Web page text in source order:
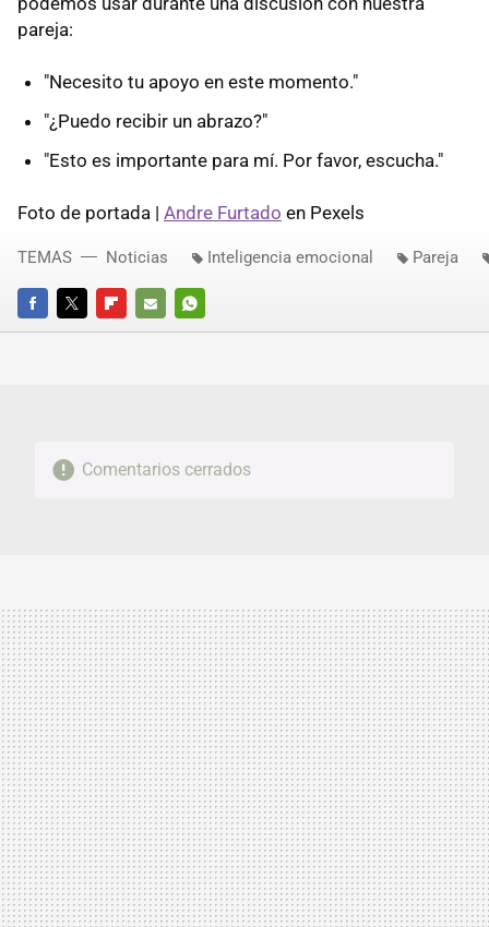
pareja:
"Necesito tu apoyo en este momento."
"¿Puedo recibir un abrazo?"
"Esto es importante para mí. Por favor, escucha."
Foto de portada | Andre Furtado en Pexels
FACEBOOKTWITTERFLIPBOARD
E-
WHATSAPP
TEMAS Noticias Inteligencia emocional Pareja
Comentarios cerrados